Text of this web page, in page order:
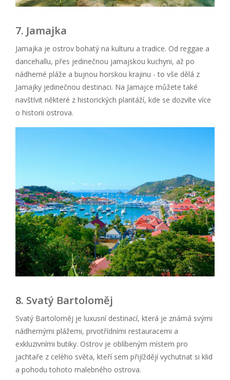
7. Jamajka
Jamajka je ostrov bohatý na kulturu a tradice. Od reggae a
dancehallu, přes jedinečnou jamajskou kuchyni, až po
nádherné pláže a bujnou horskou krajinu - to vše dělá z
Jamajky jedinečnou destinaci. Na Jamajce můžete také
navštívit některé z historických plantáží, kde se dozvíte více
o historii ostrova.
8. Svatý Bartoloměj
Svatý Bartoloměj je luxusní destinací, která je známá svými
nádhernými plážemi, prvotřídními restauracemi a
exkluzivními butiky. Ostrov je oblíbeným místem pro
jachtaře z celého světa, kteří sem přijíždějí vychutnat si klid
a pohodu tohoto malebného ostrova.